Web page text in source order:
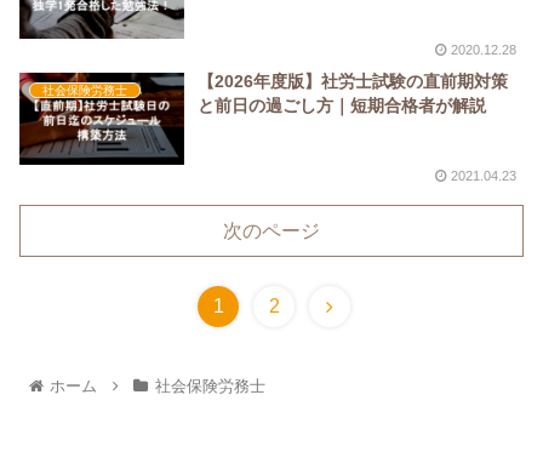
2020.12.28
社会保険労務士
【2026年度版】社労士試験の直前期対策
と前日の過ごし方｜短期合格者が解説
2021.04.23
次のページ
1 2
ホーム 社会保険労務士